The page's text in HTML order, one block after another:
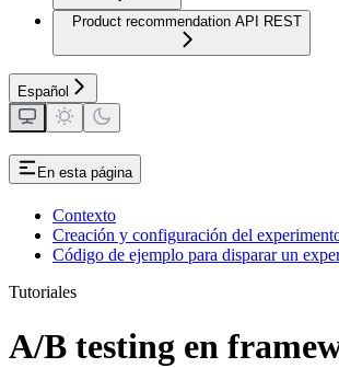
Product recommendation API REST
Español
En esta página
Contexto
Creación y configuración del
Código de ejemplo para disparar un
Tutoriales
A/B testing en